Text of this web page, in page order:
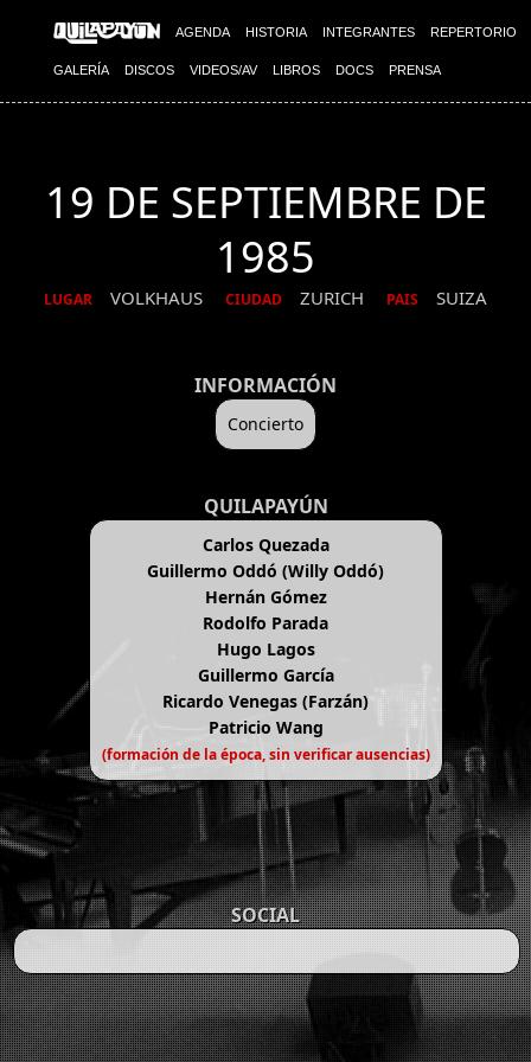
AGENDA HISTORIA INTEGRANTES REPERTORIO
GALERÍA DISCOS VIDEOS/AV LIBROS DOCS PRENSA
19 DE SEPTIEMBRE DE
1985
LUGAR VOLKHAUS CIUDAD ZURICH PAIS SUIZA
INFORMACIÓN
Concierto
QUILAPAYÚN
Carlos Quezada
Guillermo Oddó (Willy Oddó)
Hernán Gómez
Rodolfo Parada
Hugo Lagos
Guillermo García
Ricardo Venegas (Farzán)
Patricio Wang
(formación de la época, sin verificar ausencias)
SOCIAL